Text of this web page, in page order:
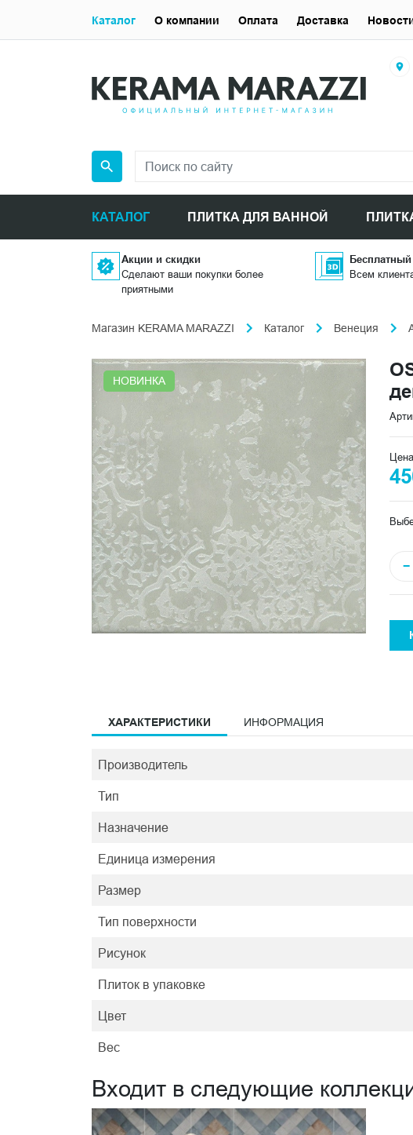
КАТАЛОГ ПЛИТКА ДЛЯ ВАННОЙ
Каталог О компании Оплата Доставка
Акции и скидки
Сделают ваши покупки более
приятными
Бесплатный
Всем
Магазин KERAMA MARAZZI Каталог Венеция
НОВИНКА
−
ХАРАКТЕРИСТИКИ ИНФОРМАЦИЯ
Производитель
Тип
Назначение
Единица измерения
Размер
Тип поверхности
Рисунок
Плиток в упаковке
Цвет
Вес
Входит в следующие